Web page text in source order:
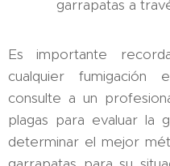
garrapatas a
Es importante
cualquier fumigación
consulte a un
plagas para evaluar la
determinar el mejor